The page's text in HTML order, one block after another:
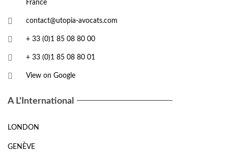
France
contact@utopia-avocats.com
+ 33 (0)1 85 08 80 00
+ 33 (0)1 85 08 80 01
View on Google
A L'International
LONDON
GENÈVE